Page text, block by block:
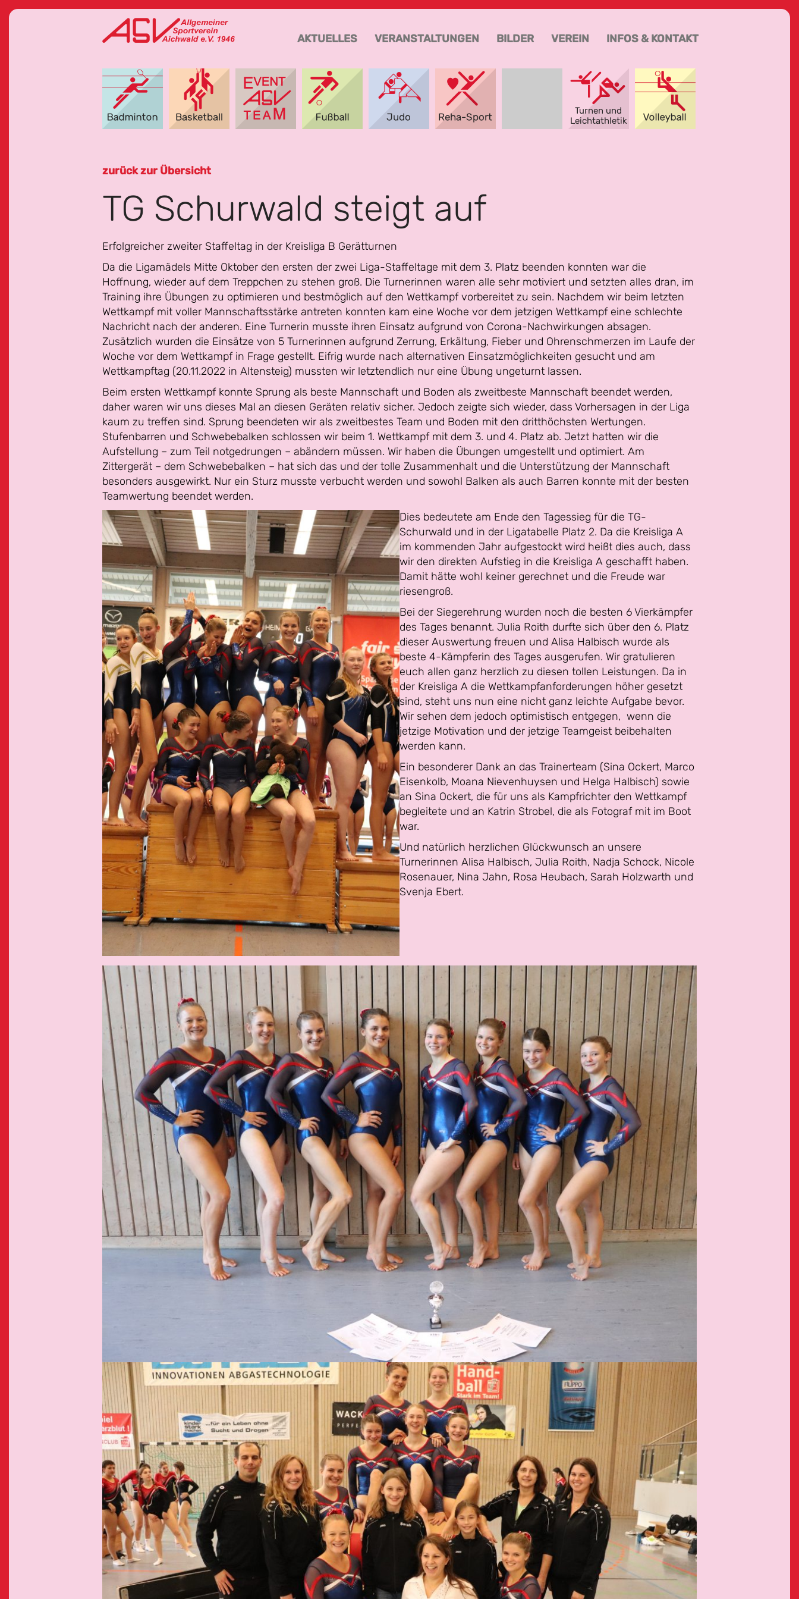
AKTUELLES VERANSTALTUNGEN BILDER VEREIN INFOS & KONTAKT
zurück zur Übersicht
TG Schurwald steigt auf
Erfolgreicher zweiter Staffeltag in der Kreisliga B Gerätturnen
Da die Ligamädels Mitte Oktober den ersten der zwei Liga-Staffeltage mit dem 3. Platz beenden konnten war die
Hoffnung, wieder auf dem Treppchen zu stehen groß. Die Turnerinnen waren alle sehr motiviert und setzten alles dran, im
Training ihre Übungen zu optimieren und bestmöglich auf den Wettkampf vorbereitet zu sein. Nachdem wir beim letzten
Wettkampf mit voller Mannschaftsstärke antreten konnten kam eine Woche vor dem jetzigen Wettkampf eine schlechte
Nachricht nach der anderen. Eine Turnerin musste ihren Einsatz aufgrund von Corona-Nachwirkungen absagen.
Zusätzlich wurden die Einsätze von 5 Turnerinnen aufgrund Zerrung, Erkältung, Fieber und Ohrenschmerzen im Laufe der
Woche vor dem Wettkampf in Frage gestellt. Eifrig wurde nach alternativen Einsatzmöglichkeiten gesucht und am
Wettkampftag (20.11.2022 in Altensteig) mussten wir letztendlich nur eine Übung ungeturnt lassen.
Beim ersten Wettkampf konnte Sprung als beste Mannschaft und Boden als zweitbeste Mannschaft beendet werden,
daher waren wir uns dieses Mal an diesen Geräten relativ sicher. Jedoch zeigte sich wieder, dass Vorhersagen in der Liga
kaum zu treffen sind. Sprung beendeten wir als zweitbestes Team und Boden mit den dritthöchsten Wertungen.
Stufenbarren und Schwebebalken schlossen wir beim 1. Wettkampf mit dem 3. und 4. Platz ab. Jetzt hatten wir die
Aufstellung – zum Teil notgedrungen – abändern müssen. Wir haben die Übungen umgestellt und optimiert. Am
Zittergerät – dem Schwebebalken – hat sich das und der tolle Zusammenhalt und die Unterstützung der Mannschaft
besonders ausgewirkt. Nur ein Sturz musste verbucht werden und sowohl Balken als auch Barren konnte mit der besten
Teamwertung beendet werden.
Dies bedeutete am Ende den Tagessieg für die TG-
Schurwald und in der Ligatabelle Platz 2. Da die Kreisliga A
im kommenden Jahr aufgestockt wird heißt dies auch, dass
wir den direkten Aufstieg in die Kreisliga A geschafft haben.
Damit hätte wohl keiner gerechnet und die Freude war
riesengroß.
Bei der Siegerehrung wurden noch die besten 6 Vierkämpfer
des Tages benannt. Julia Roith durfte sich über den 6. Platz
dieser Auswertung freuen und Alisa Halbisch wurde als
beste 4-Kämpferin des Tages ausgerufen. Wir gratulieren
euch allen ganz herzlich zu diesen tollen Leistungen. Da in
der Kreisliga A die Wettkampfanforderungen höher gesetzt
sind, steht uns nun eine nicht ganz leichte Aufgabe bevor.
Wir sehen dem jedoch optimistisch entgegen, wenn die
jetzige Motivation und der jetzige Teamgeist beibehalten
werden kann.
Ein besonderer Dank an das Trainerteam (Sina Ockert, Marco
Eisenkolb, Moana Nievenhuysen und Helga Halbisch) sowie
an Sina Ockert, die für uns als Kampfrichter den Wettkampf
begleitete und an Katrin Strobel, die als Fotograf mit im Boot
war.
Und natürlich herzlichen Glückwunsch an unsere
Turnerinnen Alisa Halbisch, Julia Roith, Nadja Schock, Nicole
Rosenauer, Nina Jahn, Rosa Heubach, Sarah Holzwarth und
Svenja Ebert.